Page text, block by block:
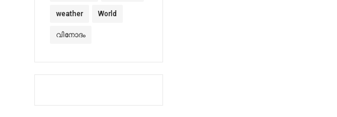
weather World
വിനോദം